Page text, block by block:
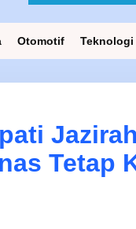
Otomotif Teknologi
Tetap